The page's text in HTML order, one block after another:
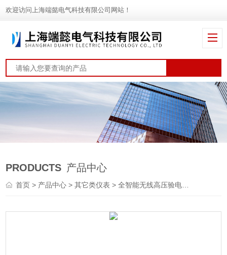
欢迎访问上海端懿电气科技有限公司网站！
PRODUCTS 产品中心
首页> 产品中心 >其它类仪表 >全智能无线高压验电器